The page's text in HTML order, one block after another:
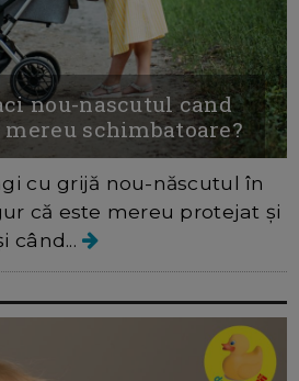
nou-nascutul cand
schimbatoare?
cu grijă nou-născutul în
că este mereu protejat şi
când...